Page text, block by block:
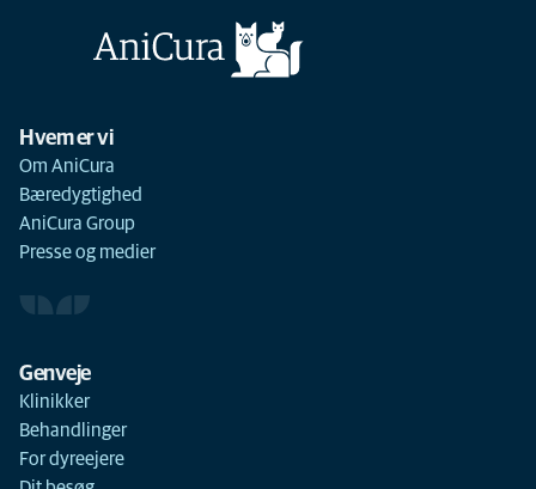
Hvem er vi
Om AniCura
Bæredygtighed
AniCura Group
Presse og medier
Genveje
Klinikker
Behandlinger
For dyreejere